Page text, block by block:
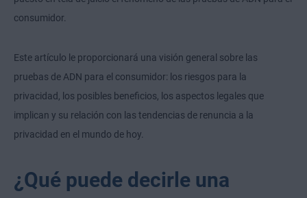
consumidor.
Este artículo le proporcionará una visión general sobre las
pruebas de ADN para el consumidor: los riesgos para la
privacidad, los posibles beneficios, los aspectos legales que
implican y su relación con las tendencias de renuncia a la
privacidad en el mundo de hoy.
¿Qué puede decirle una